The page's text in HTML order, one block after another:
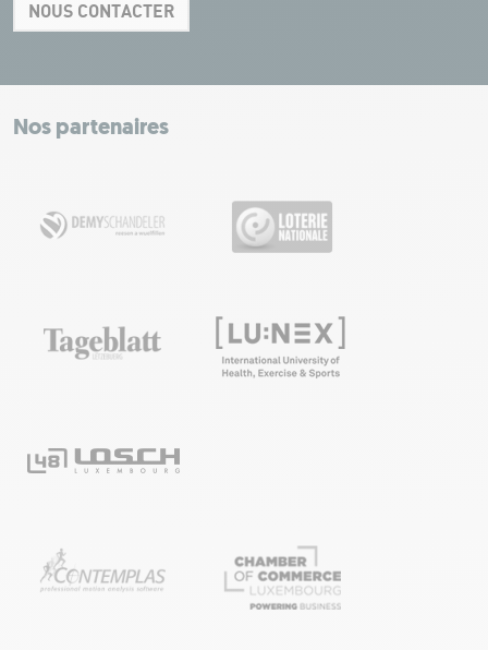
NOUS CONTACTER
+
−
Leaflet|Map tiles by Carto, under CC BY 3.0. Data by OpenStreetMap, under
Nos partenaires